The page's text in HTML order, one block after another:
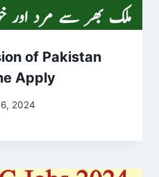
of Pakistan
Apply
2024